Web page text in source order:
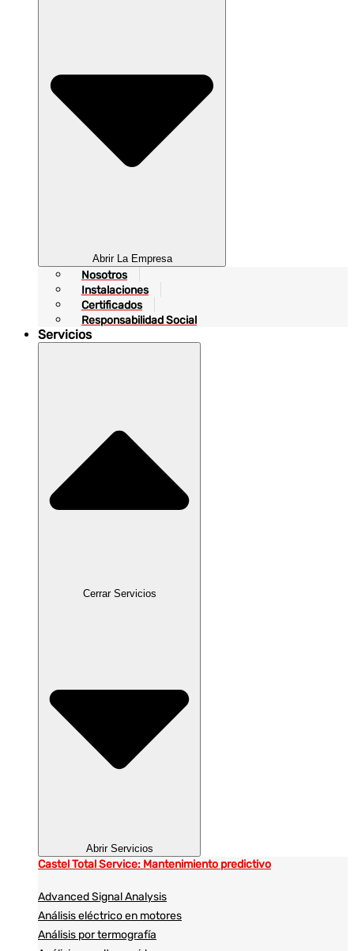
Abrir La Empresa
Nosotros
Instalaciones
Certificados
Responsabilidad Social
Servicios
Cerrar Servicios
Abrir Servicios
Castel Total Service: Mantenimiento predictivo
Advanced Signal Analysis
Análisis eléctrico en motores
Análisis por termografía